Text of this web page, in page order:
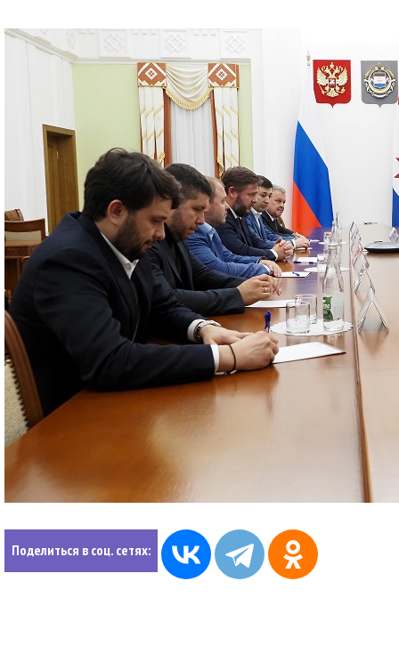
Поделиться в соц. сетях: